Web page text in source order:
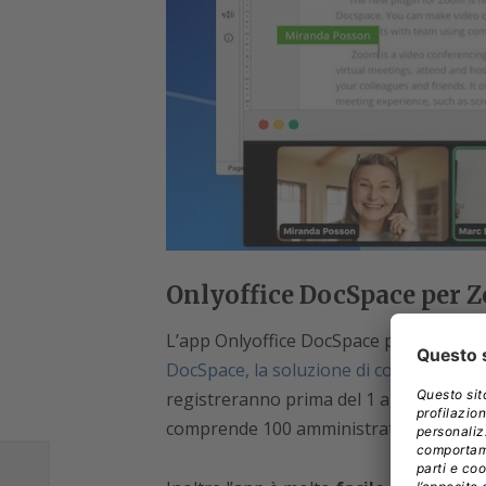
Onlyoffice DocSpace per
L’app Onlyoffice DocSpace per Zoom
DocSpace, la soluzione di
registreranno prima del 1 agosto
comprende 100 amministratori, 100